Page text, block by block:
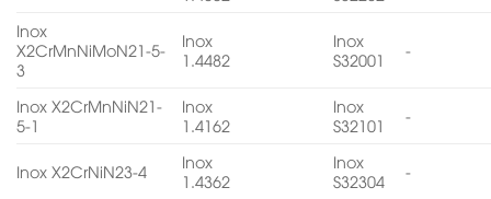
Inox
X2CrMnNiMoN21-5-
3
Inox
1.4482
Inox
S32001
-
Inox X2CrMnNiN21-
5-1
Inox
1.4162
Inox
S32101
-
Inox X2CrNiN23-4
Inox
1.4362
Inox
S32304
-